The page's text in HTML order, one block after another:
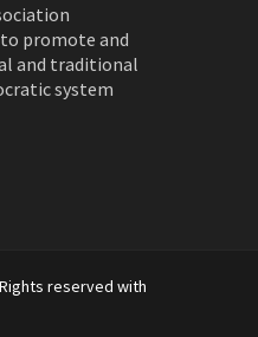
promote and
and traditional
system
reserved with